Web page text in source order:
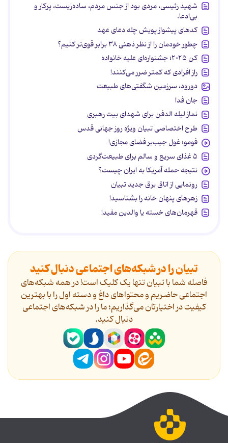
شهید رئیسی، مردی بود از جنس مردم، ساده‌زیست، پرکار و
بی‌ادعا.
کدهای پیشواز پویش چله دعای عهد
چطور خودمان را از نظر ذهنی ۳۸ برابر قوی‌تر کنیم؟
کن ۲۰۲۵؛ جشنواره‌ای علیه خانواده
راز افرادی که کمتر ضرر می‌کنند!
دورود، سرزمین شگفتی‌های طبیعت
جان فدا
نماز لیله الدفن برای شهدای بیت رهبری
طرح اختصاصی تبیان ویژه روز جهانی قدس
فومو؛ غول جیب‌بر فضای مجازی!
۵ غذای سریع و سالم برای طبیعت‌گردی
نتیجه حمله آمریکا به ایران چیست؟
رونمایی از اتاق برق جدید تبیان
زهرهای پنهان خانه را بشناسید!
قهرمان‌های خسته یا والدین مفید!
تبیان را در شبکه‌های اجتماعی دنبال کنید
فاصله شما با تبیان تنها یک کلیک است! در همه شبکه‌های
اجتماعی حاضریم و محتواهای داغ و دسته اول را با بهترین
کیفیت در اختیارتان می‌گذاریم؛ ما را در شبکه‌های اجتماعی
دنیال کنید.